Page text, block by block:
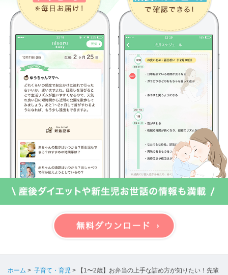
ホーム > 子育て・育児 > 【1〜2歳】お弁当の上手な詰め方が知りたい！先輩